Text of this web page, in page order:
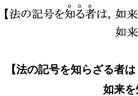
【法の記号を知らざる者は
如来を知らざる者